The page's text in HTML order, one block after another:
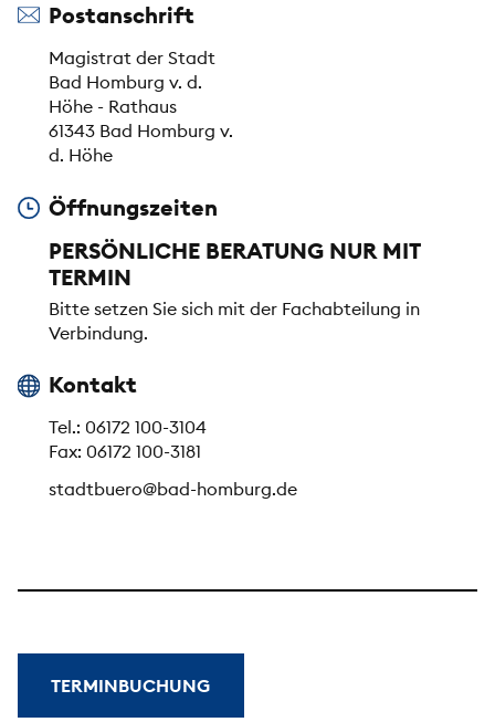
Postanschrift
Magistrat der Stadt
Bad Homburg v. d.
Höhe - Rathaus
61343 Bad Homburg v.
d. Höhe
Öffnungszeiten
PERSÖNLICHE BERATUNG NUR MIT
TERMIN
Bitte setzen Sie sich mit der Fachabteilung in
Verbindung.
Kontakt
Tel.: 06172 100-3104
Fax: 06172 100-3181
stadtbuero@bad-homburg.de
TERMINBUCHUNG